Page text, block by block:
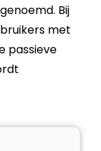
Bij
met
passieve